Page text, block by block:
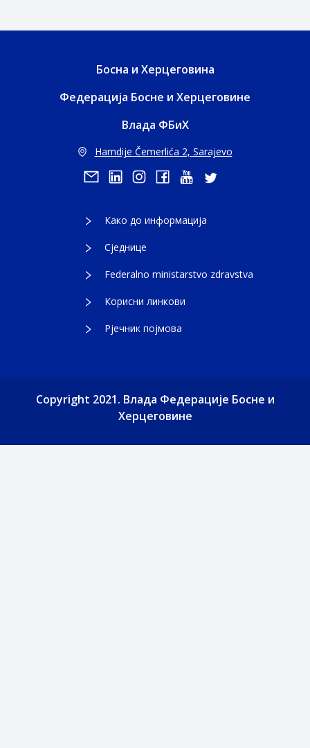
Босна и Херцеговина
Федерација Босне и Херцеговине
Влада ФБиХ
Hamdije Čemerlića 2, Sarajevo
Како до информација
Сједнице
Federalno ministarstvo zdravstva
Корисни линкови
Рјечник појмова
Copyright 2021. Влада Федерације Босне и
Херцеговине